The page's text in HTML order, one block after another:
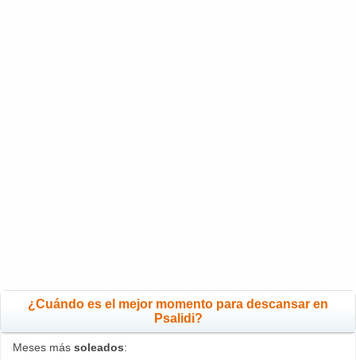
¿Cuándo es el mejor momento para descansar en
Psalidi?
Meses más soleados: